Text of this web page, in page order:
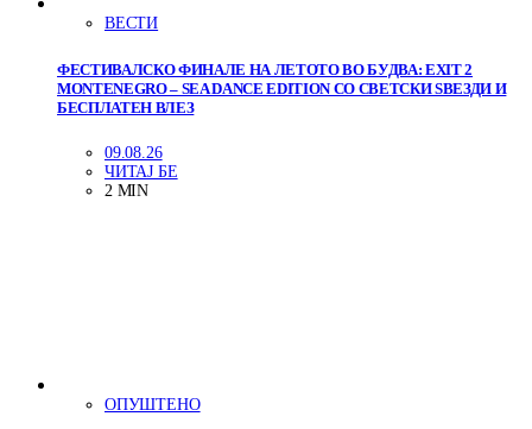
ВЕСТИ
ФЕСТИВАЛСКО ФИНАЛЕ НА ЛЕТОТО ВО БУДВА: EXIT 2
MONTENEGRO – SEA DANCE EDITION СО СВЕТСКИ ЅВЕЗДИ И
БЕСПЛАТЕН ВЛЕЗ
09.08.26
ЧИТАЈ БЕ
2 MIN
ОПУШТЕНО